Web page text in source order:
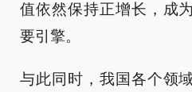
值依然保持正增长，成
要引擎。
与此同时，我国各个领